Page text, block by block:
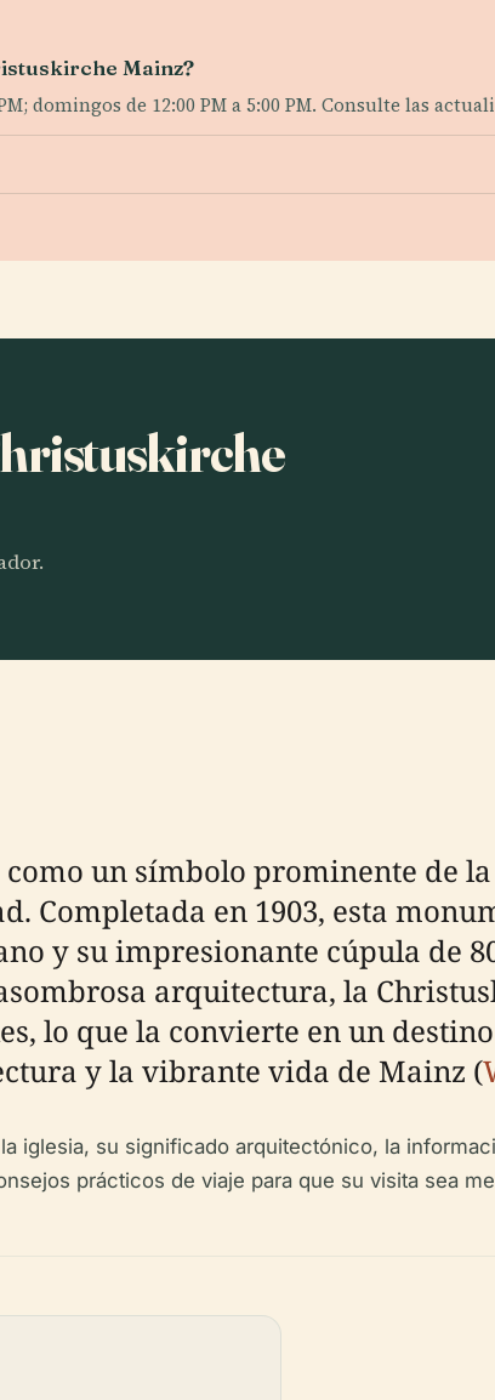
Mainz?
domingos de 12:00 PM a 5:00 PM. Consulte las
un símbolo prominente de
Completada en 1903, esta
y su impresionante cúpula de
arquitectura, la
lo que la convierte en un
y la vibrante vida de Mainz (
iglesia, su significado arquitectónico, la
prácticos de viaje para que su visita sea